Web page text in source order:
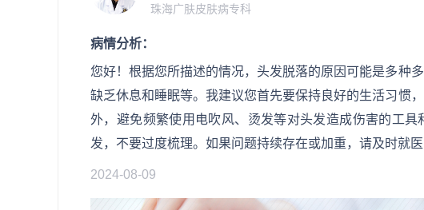
珠海广肤皮肤病专科
病情分析：
您好！根据您所描述的情况，头发脱落的原因可能是多种
缺乏休息和睡眠等。我建议您首先要保持良好的生活习惯
外，避免频繁使用电吹风、烫发等对头发造成伤害的工
发，不要过度梳理。如果问题持续存在或加重，请及时就
2024-08-09